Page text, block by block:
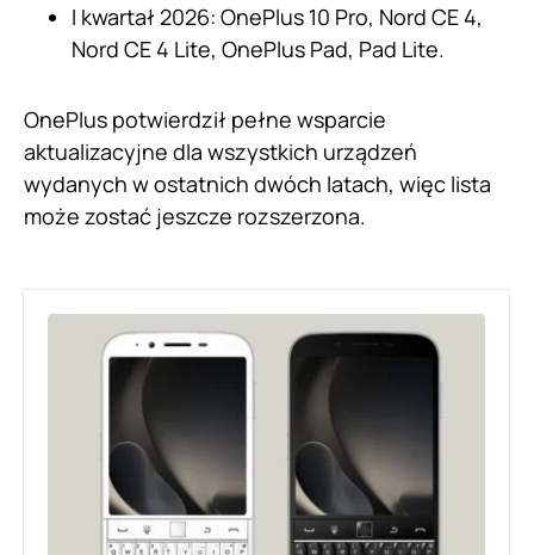
I kwartał 2026: OnePlus 10 Pro, Nord CE 4,
Nord CE 4 Lite, OnePlus Pad, Pad Lite.
OnePlus potwierdził pełne wsparcie
aktualizacyjne dla wszystkich urządzeń
wydanych w ostatnich dwóch latach, więc lista
może zostać jeszcze rozszerzona.